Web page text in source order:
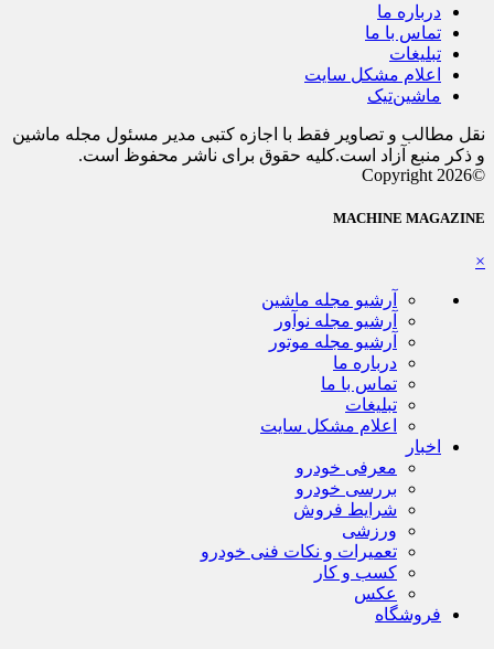
درباره ما
تماس با ما
تبلیغات
اعلام مشکل سایت
ماشین‌تیک
نقل مطالب و تصاویر فقط با اجازه کتبی مدیر مسئول مجله ماشین
و ذکر منبع آزاد است.کلیه حقوق برای ناشر محفوظ است.
©Copyright 2026
MACHINE MAGAZINE
×
آرشیو مجله ماشین
آرشیو مجله نوآور
آرشیو مجله موتور
درباره ما
تماس با ما
تبلیغات
اعلام مشکل سایت
اخبار
معرفی خودرو
بررسی خودرو
شرایط فروش
ورزشی
تعمیرات و نکات فنی خودرو
کسب و کار
عکس
فروشگاه